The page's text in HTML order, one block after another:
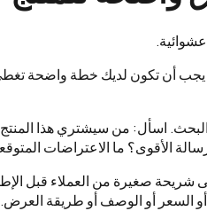
أن تكون لديك خطة واضحة تغطي
اسأل: من سيشتري هذا المنتج؟
الأقوى؟ ما الاعتراضات
شريحة صغيرة من العملاء قبل
السعر أو الوصف أو طريقة العرض.